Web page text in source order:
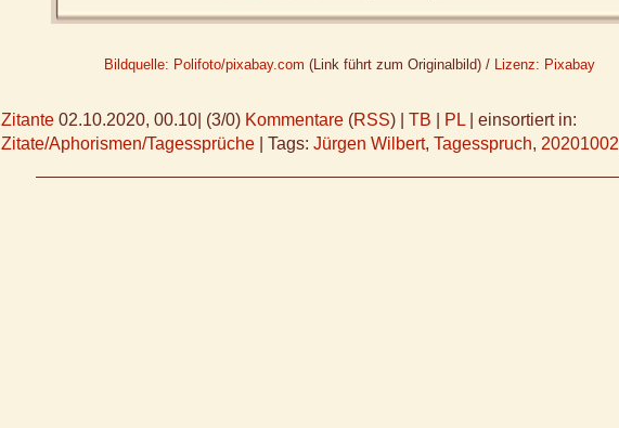
Bildquelle: Polifoto/pixabay.com (Link führt zum Originalbild) / Lizenz: Pixabay
Zitante 02.10.2020, 00.10 (3/0) Kommentare (RSS) | TB PL
einsortiert in:
Zitate/Aphorismen/Tagessprüche
Tags: Jürgen Wilbert, Tagesspruch, 20201002